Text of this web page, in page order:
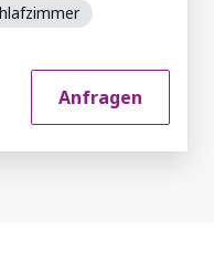
Anfragen